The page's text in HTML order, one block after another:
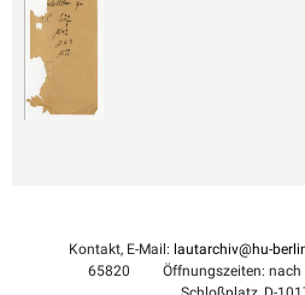
Kontakt, E-Mail: lautarchiv@hu-
65820
Öffnungszeiten: nach